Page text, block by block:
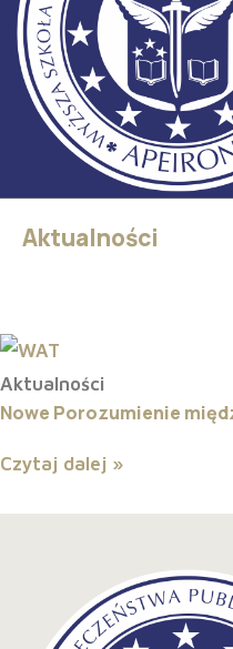
Aktualności
Aktualności
Nowe Porozumienie
Czytaj dalej »